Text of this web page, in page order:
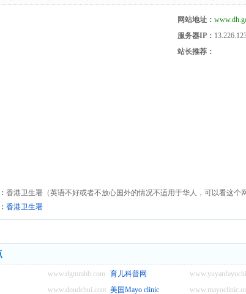
网站地址：
服务器IP：
站长推荐：
香港卫生署（英语不好或者不放心国外的情况不适用于华人，可以看这个
香港卫生署
www.dgmmbb.com 育儿科普网
www.doudehui.com 美国Mayo clinic